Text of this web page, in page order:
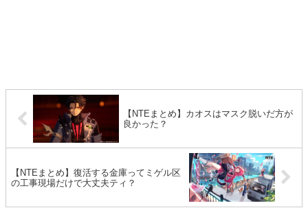
【NTEまとめ】カオスはマスク脱いだ方が
良かった？
【NTEまとめ】復活する金庫ってミゲル区
の工事現場だけで大丈夫ティ？